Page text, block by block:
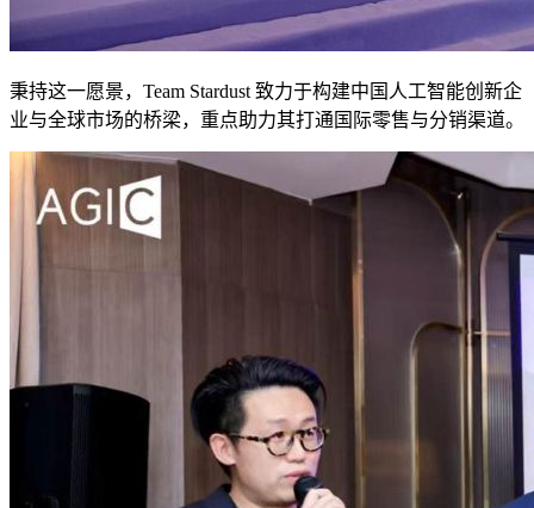
秉持这一愿景，Team Stardust 致力于构建中国人工智能创新企
业与全球市场的桥梁，重点助力其打通国际零售与分销渠道。